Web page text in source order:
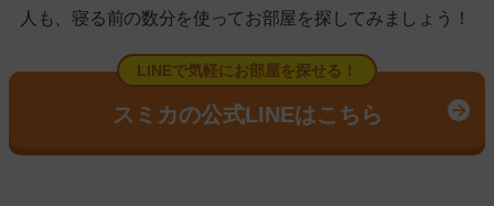
人も、寝る前の数分を使ってお部屋を探してみましょう！
LINEで気軽にお部屋を探せる！
スミカの公式LINEはこちら